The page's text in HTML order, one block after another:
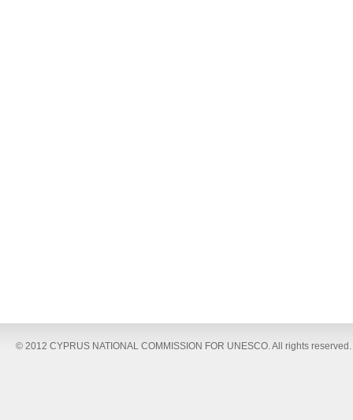
© 2012 CYPRUS NATIONAL COMMISSION FOR UNESCO. All rights reserved.